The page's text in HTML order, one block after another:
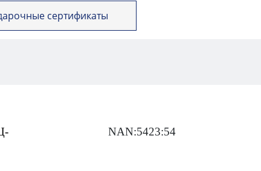
сертификаты
NAN:5423:54